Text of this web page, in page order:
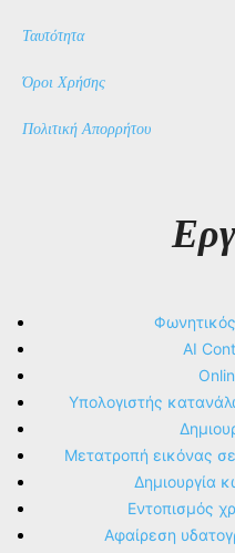
Ταυτότητα
Όροι Χρήσης
Πολιτική Απορρήτου
AI
Υπολογιστής
Μετατροπή εικόνας
Δημιουργία
Εντοπισμός
Αφαίρεση